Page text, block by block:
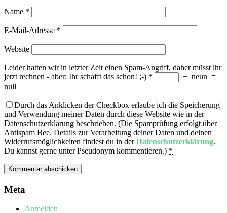
Name *
E-Mail-Adresse *
Website
Leider hatten wir in letzter Zeit einen Spam-Angriff, daher müsst ihr
jetzt rechnen - aber: Ihr schafft das schon! ;-) * − neun =
null
Durch das Anklicken der Checkbox erlaube ich die Speicherung
und Verwendung meiner Daten durch diese Website wie in der
Datenschutzerklärung beschrieben. (Die Spamprüfung erfolgt über
Antispam Bee. Details zur Verarbeitung deiner Daten und deinen
Widerrufsmöglichkeiten findest du in derDatenschutzerklärung.
Du kannst gerne unter Pseudonym kommentieren.) *
Meta
Anmelden